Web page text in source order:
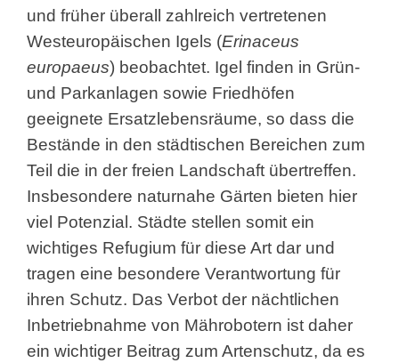
und früher überall zahlreich vertretenen
Westeuropäischen Igels (Erinaceus
europaeus) beobachtet. Igel finden in Grün-
und Parkanlagen sowie Friedhöfen
geeignete Ersatzlebensräume, so dass die
Bestände in den städtischen Bereichen zum
Teil die in der freien Landschaft übertreffen.
Insbesondere naturnahe Gärten bieten hier
viel Potenzial. Städte stellen somit ein
wichtiges Refugium für diese Art dar und
tragen eine besondere Verantwortung für
ihren Schutz. Das Verbot der nächtlichen
Inbetriebnahme von Mährobotern ist daher
ein wichtiger Beitrag zum Artenschutz, da es